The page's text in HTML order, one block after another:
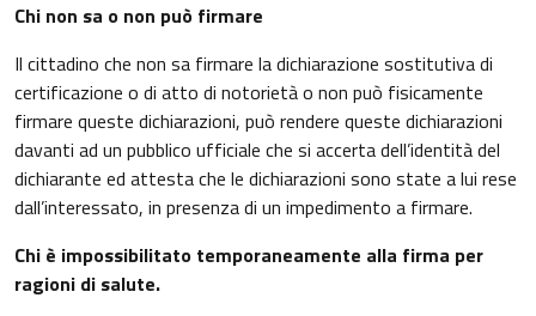
Chi non sa o non può firmare
Il cittadino che non sa firmare la dichiarazione sostitutiva di
certificazione o di atto di notorietà o non può fisicamente
firmare queste dichiarazioni, può rendere queste dichiarazioni
davanti ad un pubblico ufficiale che si accerta dell’identità del
dichiarante ed attesta che le dichiarazioni sono state a lui rese
dall’interessato, in presenza di un impedimento a firmare.
Chi è impossibilitato temporaneamente alla firma per
ragioni di salute.